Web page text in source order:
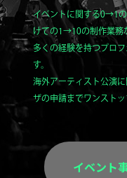
イベントに関する0→1
けての1→10の制作業務
多くの経験を持つプロ
す。
海外アーティスト公演
ザの申請までワンストッ
イベント